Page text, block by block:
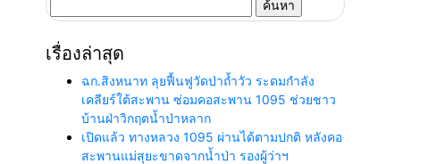
สำหรับ:
เรื่องล่าสุด
ฉก.สิงหนาท ลุยฟื้นฟูวัดป่าถ้ำวัว ระดมกำลัง
เคลียร์ใต้สะพาน ซ่อมคอสะพาน 1095 ช่วยชาว
บ้านฝ่าวิกฤตน้ำป่าหลาก
เปิดแล้ว ทางหลวง 1095 ผ่านได้ตามปกติ หลังคอ
สะพานแม่สุยะขาดจากน้ำป่า รองผู้ว่าฯ